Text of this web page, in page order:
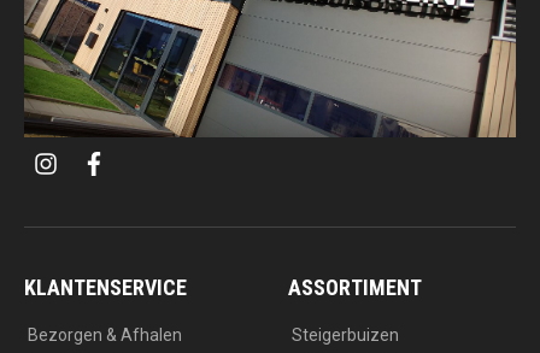
i
t
a
f
e
k
KLANTENSERVICE
Bezorgen & Afhalen
ASSORTIMENT
Steigerbuizen